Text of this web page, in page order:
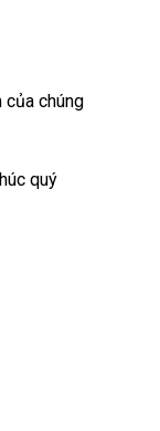
của chúng
quý